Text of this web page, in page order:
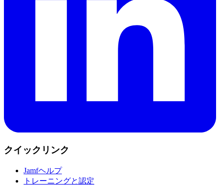
クイックリンク
Jamfヘルプ
トレーニングと認定